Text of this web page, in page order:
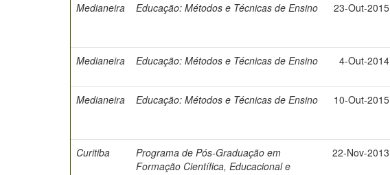
Medianeira
Educação: Métodos e Técnicas de Ensino 23-Out-2015
Medianeira
Educação: Métodos e Técnicas de Ensino 4-Out-2014
Medianeira
Educação: Métodos e Técnicas de Ensino 10-Out-2015
Curitiba
Programa de Pós-Graduação em
Formação Científica, Educacional e
22-Nov-2013